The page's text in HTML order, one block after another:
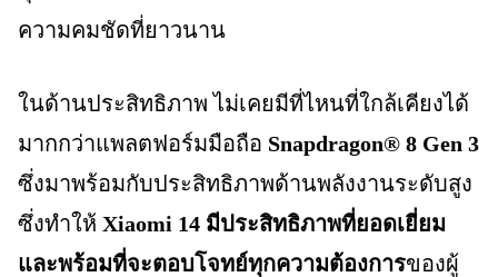
ความคมชัดที่ยาวนาน
ในด้านประสิทธิภาพ ไม่เคยมีที่ไหนที่ใกล้เคียงได้
มากกว่าแพลตฟอร์มมือถือ Snapdragon® 8 Gen 3
ซึ่งมาพร้อมกับประสิทธิภาพด้านพลังงานระดับสูง
ซึ่งทำให้ Xiaomi 14 มีประสิทธิภาพที่ยอดเยี่ยม
และพร้อมที่จะตอบโจทย์ทุกความต้องการของผู้